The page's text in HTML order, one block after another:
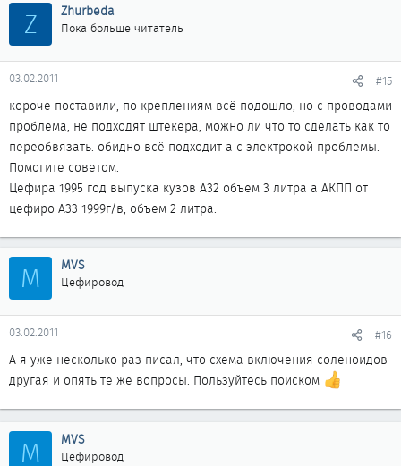
Z Zhurbeda
Пока больше читатель
03.02.2011 #15
короче поставили, по креплениям всё подошло, но с проводами
проблема, не подходят штекера, можно ли что то сделать как то
переобвязать. обидно всё подходит а с электрокой проблемы.
Помогите советом.
Цефира 1995 год выпуска кузов А32 объем 3 литра а АКПП от
цефиро А33 1999г/в, объем 2 литра.
M MVS
Цефировод
03.02.2011 #16
А я уже несколько раз писал, что схема включения соленоидов
другая и опять те же вопросы. Пользуйтесь поиском
M MVS
Цефировод